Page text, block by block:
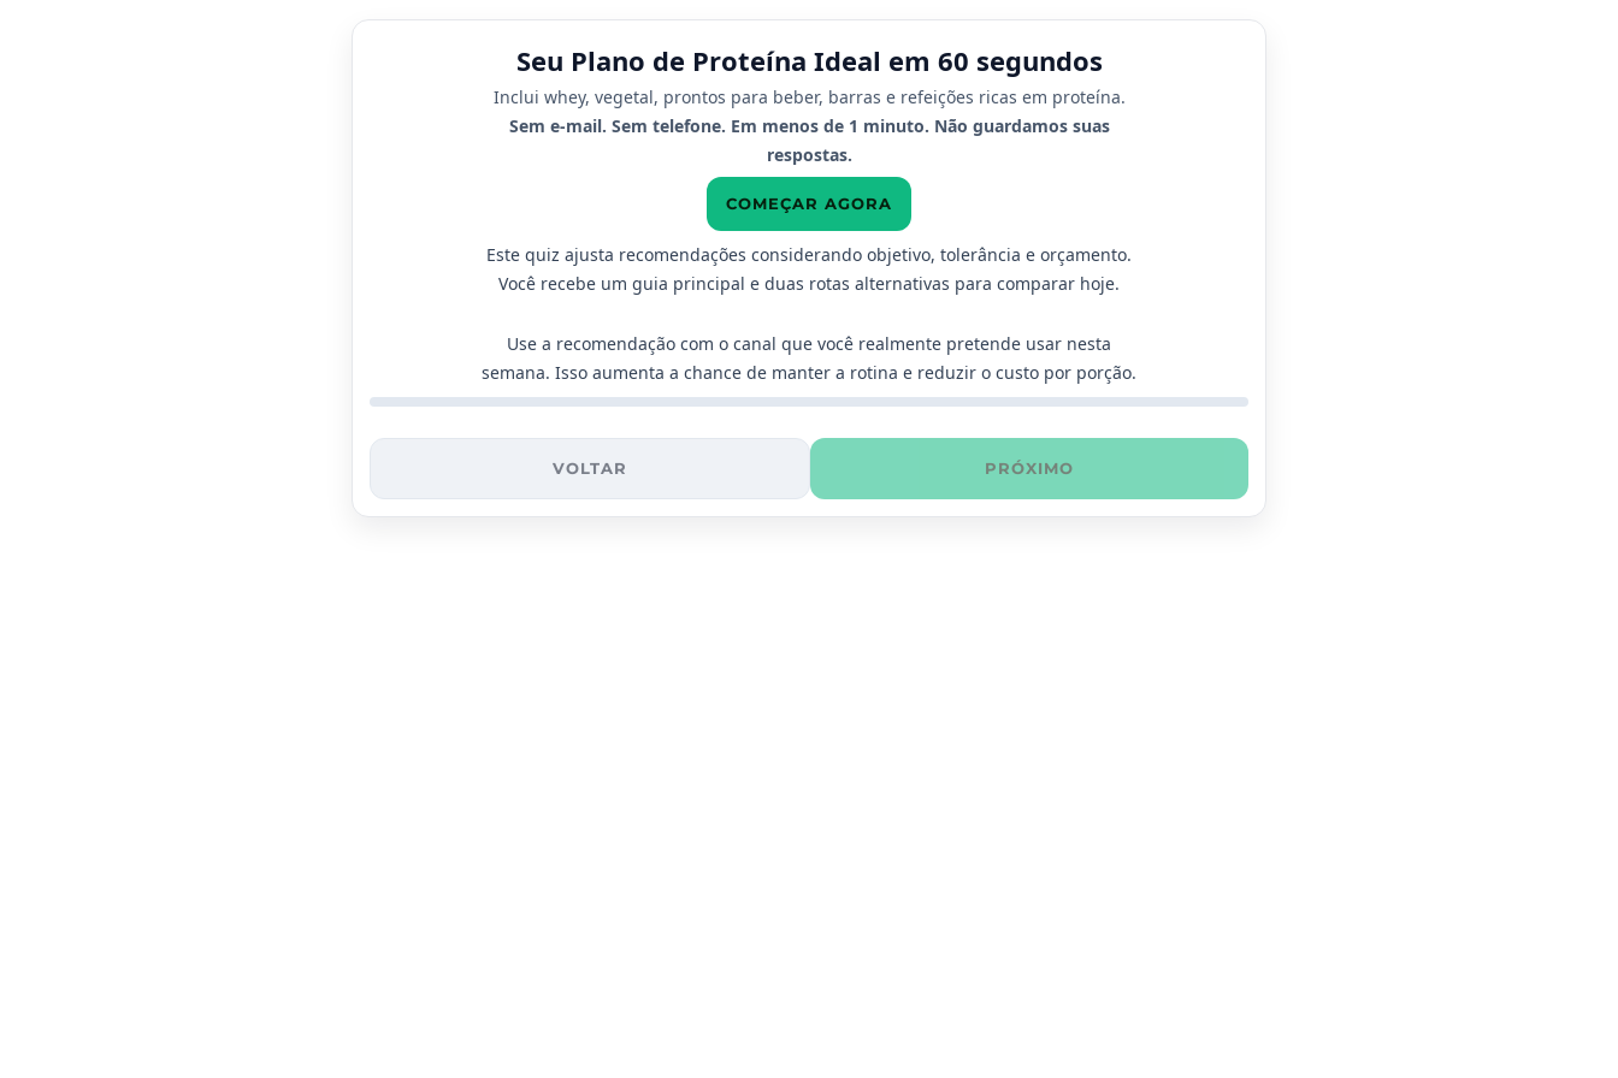
Seu Plano de Proteína Ideal em 60 segundos
Inclui whey, vegetal, prontos para beber, barras e refeições ricas em proteína.
Sem e-mail. Sem telefone. Em menos de 1 minuto. Não guardamos suas
respostas.
COMEÇAR AGORA
Este quiz ajusta recomendações considerando objetivo, tolerância e orçamento.
Você recebe um guia principal e duas rotas alternativas para comparar hoje.
Use a recomendação com o canal que você realmente pretende usar nesta
semana. Isso aumenta a chance de manter a rotina e reduzir o custo por porção.
VOLTAR PRÓXIMO